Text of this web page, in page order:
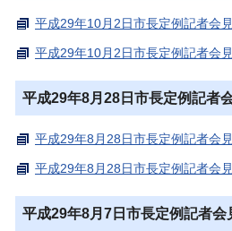
平成29年10月2日市長定例記者会
平成29年10月2日市長定例記者会
平成29年8月28日市長定例記者
平成29年8月28日市長定例記者会
平成29年8月28日市長定例記者会
平成29年8月7日市長定例記者会